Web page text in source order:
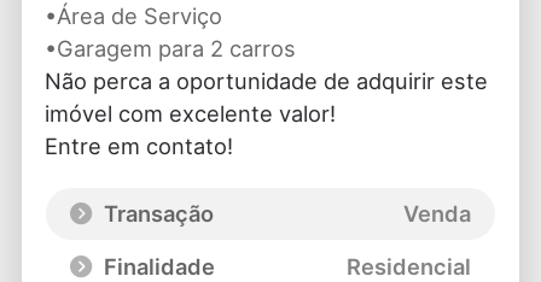
•Área de Serviço
•Garagem para 2 carros
Não perca a oportunidade de adquirir este
imóvel com excelente valor!
Entre em contato!
Transação
Venda
Finalidade
Residencial